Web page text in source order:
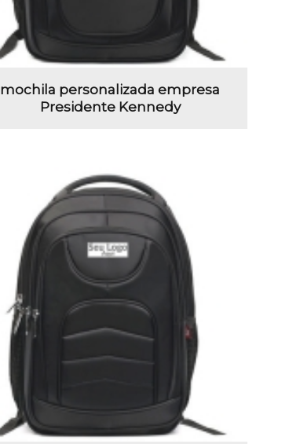
mochila personalizada empresa
Presidente Kennedy